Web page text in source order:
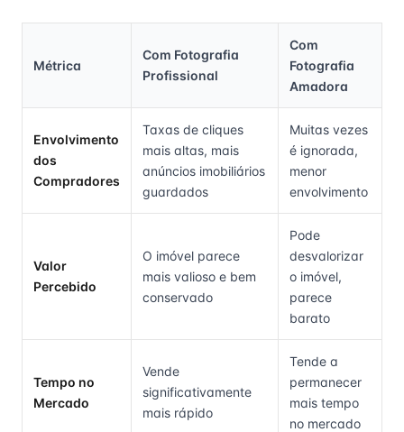
Métrica
Com Fotografia
Profissional
Com
Fotografia
Amadora
Envolvimento
dos
Compradores
Taxas de cliques
mais altas, mais
anúncios imobiliários
guardados
Muitas vezes
é ignorada,
menor
envolvimento
Valor
Percebido
O imóvel parece
mais valioso e bem
conservado
Pode
desvalorizar
o imóvel,
parece
barato
Tempo no
Mercado
Vende
significativamente
mais rápido
Tende a
permanecer
mais tempo
no mercado